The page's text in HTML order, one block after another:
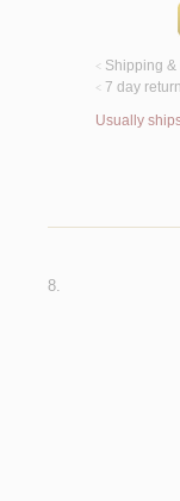
< Shipping
< 7 day
Usually
8.